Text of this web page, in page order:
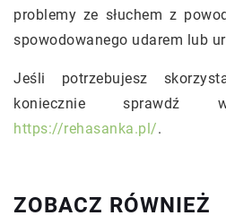
problemy ze słuchem z
spowodowanego udarem lub
Jeśli potrzebujesz
koniecznie sprawdź
https://rehasanka.pl/.
ZOBACZ RÓWNIEŻ